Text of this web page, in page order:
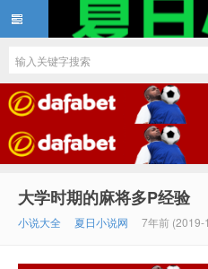
夏日小说
大学时期的麻将多P经验
小说大全 夏日小说网 7年前 (2019-